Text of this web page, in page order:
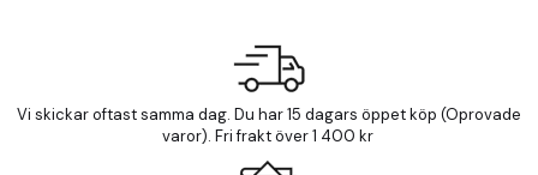
Vi skickar oftast samma dag. Du har 15 dagars öppet köp (Oprovade
varor). Fri frakt över 1 400 kr